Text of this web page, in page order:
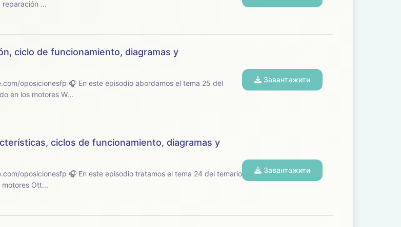
reparación ...
ciclo de funcionamiento, diagramas y
abordamos el tema 25 del
en los motores W...
Завантажити
ciclos de funcionamiento, diagramas y
el tema 24 del temario
Ott...
Завантажити